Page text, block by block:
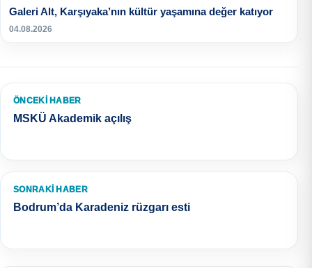
Galeri Alt, Karşıyaka’nın kültür yaşamına değer katıyor
04.08.2026
ÖNCEKI HABER
MSKÜ Akademik açılış
SONRAKI HABER
Bodrum’da Karadeniz rüzgarı esti